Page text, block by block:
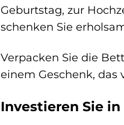
Geburtstag, zur
schenken Sie
Verpacken Sie die
einem Geschenk, das
Investieren Sie